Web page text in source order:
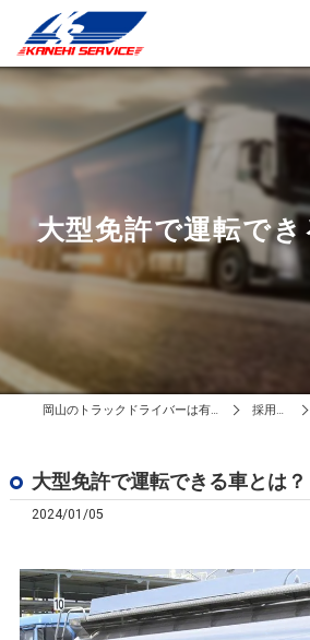
大型免許で運転で
岡山のトラックドライバーは有限会社カネヒサービス 採用ブログ
大型免許で運転できる車とは？
2024/01/05